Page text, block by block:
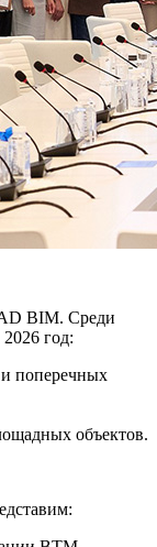
BIM. Среди
год:
поперечных
объектов.